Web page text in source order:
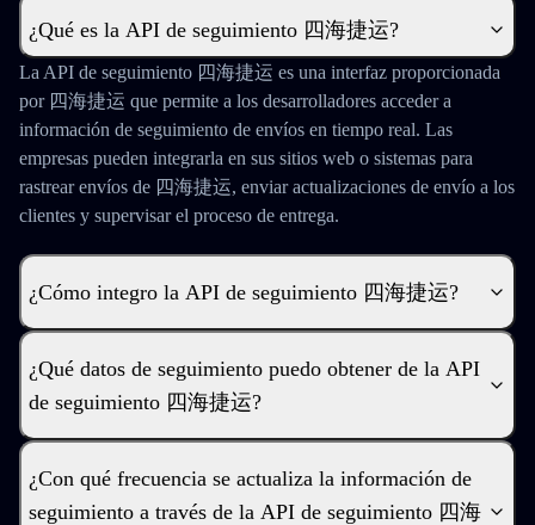
¿Qué es la API de seguimiento 四海捷运?
La API de seguimiento 四海捷运 es una interfaz proporcionada
por 四海捷运 que permite a los desarrolladores acceder a
información de seguimiento de envíos en tiempo real. Las
empresas pueden integrarla en sus sitios web o sistemas para
rastrear envíos de 四海捷运, enviar actualizaciones de envío a los
clientes y supervisar el proceso de entrega.
¿Cómo integro la API de seguimiento 四海捷运?
¿Qué datos de seguimiento puedo obtener de la API
de seguimiento 四海捷运?
¿Con qué frecuencia se actualiza la información de
seguimiento a través de la API de seguimiento 四海